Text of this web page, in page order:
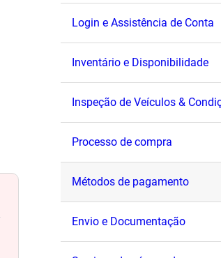
Login e Assistência de Conta
Inventário e Disponibilidade
Inspeção de Veículos &
Processo de compra
Métodos de pagamento
Envio e Documentação